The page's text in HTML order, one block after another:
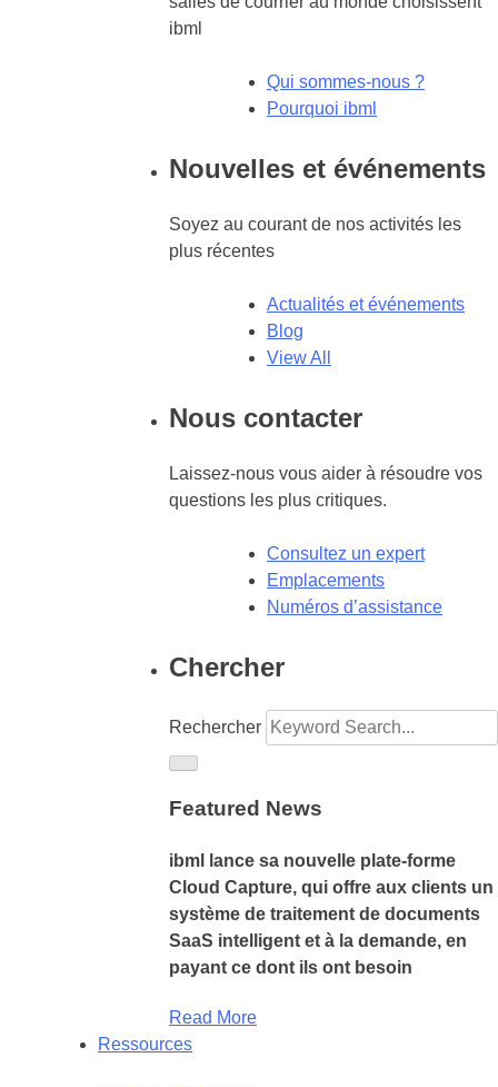
ibml
Qui sommes-nous ?
Pourquoi ibml
Nouvelles et événements
Soyez au courant de nos activités les
plus récentes
Actualités et événements
Blog
View All
Nous contacter
Laissez-nous vous aider à résoudre vos
questions les plus critiques.
Consultez un expert
Emplacements
Numéros d’assistance
Chercher
Rechercher
Featured News
ibml lance sa nouvelle plate-forme
Cloud Capture, qui offre aux clients un
système de traitement de documents
SaaS intelligent et à la demande, en
payant ce dont ils ont besoin
Read More
Ressources